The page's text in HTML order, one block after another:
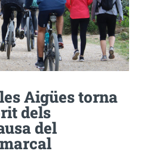
Aigües torna
dels
del